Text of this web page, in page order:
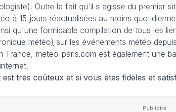
Outre le fait qu'il s'agisse du premier
à 15 jours réactualisées au moins
qu'une formidable compilation de tous les
météo) sur les événements météo
France, meteo-paris.com est également une
très coûteux et si vous êtes fidèles et